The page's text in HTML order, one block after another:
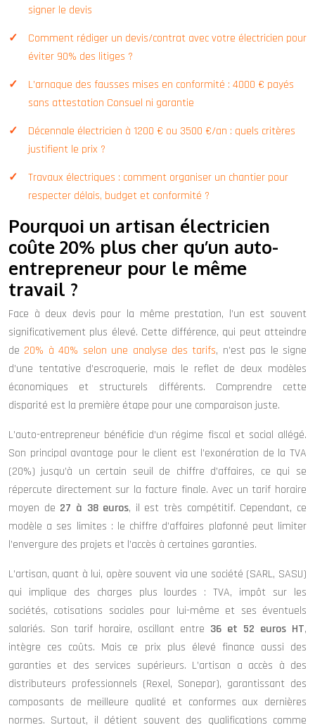
signer le devis
Comment rédiger un devis/contrat avec votre électricien pour
éviter 90% des litiges ?
L’arnaque des fausses mises en conformité : 4000 € payés
sans attestation Consuel ni garantie
Décennale électricien à 1200 € ou 3500 €/an : quels critères
justifient le prix ?
Travaux électriques : comment organiser un chantier pour
respecter délais, budget et conformité ?
Pourquoi un artisan électricien
coûte 20% plus cher qu’un auto-
entrepreneur pour le même
travail ?
Face à deux devis pour la même prestation, l’un est souvent
significativement plus élevé. Cette différence, qui peut atteindre
de 20% à 40% selon une analyse des tarifs, n’est pas le signe
d’une tentative d’escroquerie, mais le reflet de deux modèles
économiques et structurels différents. Comprendre cette
disparité est la première étape pour une comparaison juste.
L’auto-entrepreneur bénéficie d’un régime fiscal et social allégé.
Son principal avantage pour le client est l’exonération de la TVA
(20%) jusqu’à un certain seuil de chiffre d’affaires, ce qui se
répercute directement sur la facture finale. Avec un tarif horaire
moyen de 27 à 38 euros, il est très compétitif. Cependant, ce
modèle a ses limites : le chiffre d’affaires plafonné peut limiter
l’envergure des projets et l’accès à certaines garanties.
L’artisan, quant à lui, opère souvent via une société (SARL, SASU)
qui implique des charges plus lourdes : TVA, impôt sur les
sociétés, cotisations sociales pour lui-même et ses éventuels
salariés. Son tarif horaire, oscillant entre 36 et 52 euros HT,
intègre ces coûts. Mais ce prix plus élevé finance aussi des
garanties et des services supérieurs. L’artisan a accès à des
distributeurs professionnels (Rexel, Sonepar), garantissant des
composants de meilleure qualité et conformes aux dernières
normes. Surtout, il détient souvent des qualifications comme